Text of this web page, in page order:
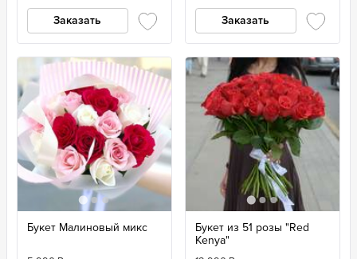
Заказать Заказать
Букет Малиновый микс
Букет из 51 розы "Red
Kenya"